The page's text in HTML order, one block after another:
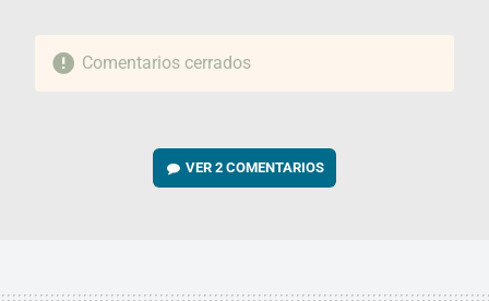
Comentarios cerrados
VER2 COMENTARIOS